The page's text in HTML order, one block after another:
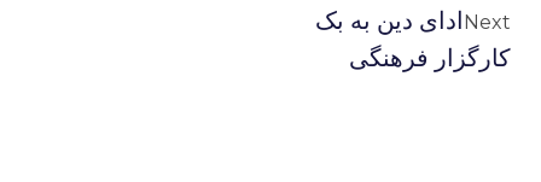
Nextادای دین به بک
کارگزار فرهنگی